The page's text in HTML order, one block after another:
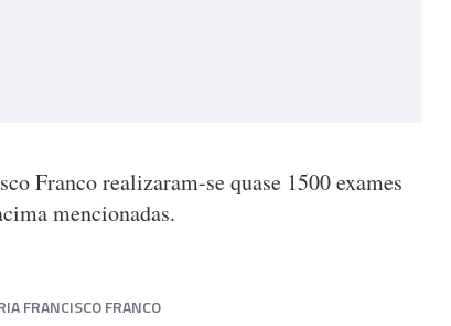
Franco realizaram-se quase 1500 exames
mencionadas.
FRANCISCO FRANCO